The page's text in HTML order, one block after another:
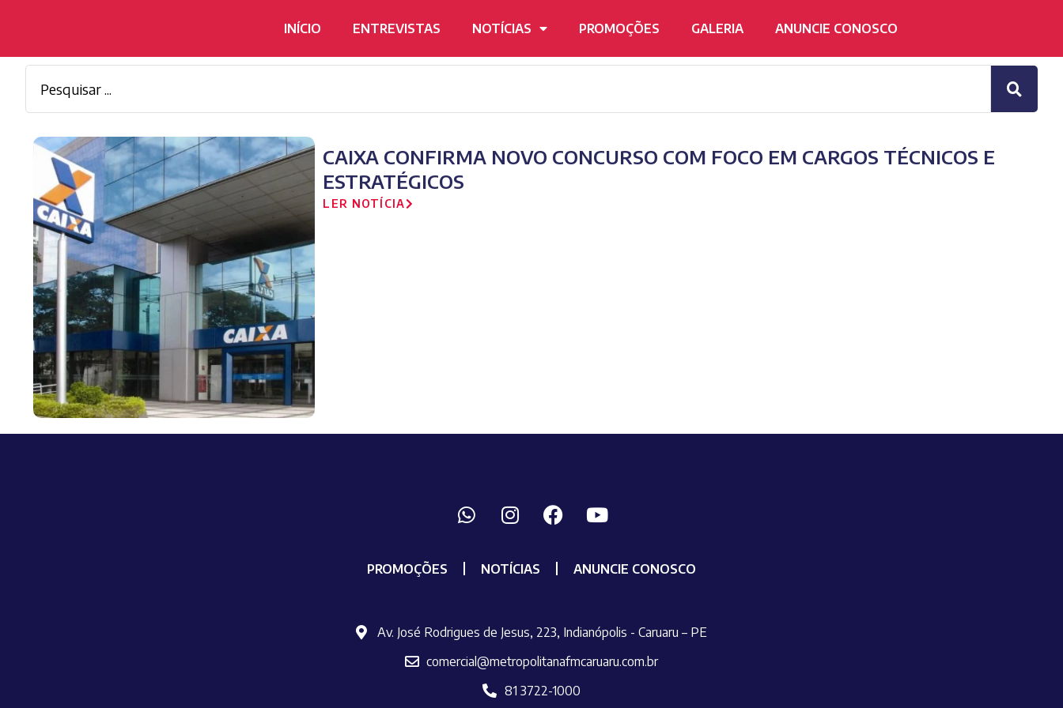
INÍCIO ENTREVISTAS NOTÍCIAS PROMOÇÕES GALERIA ANUNCIE CONOSCO
CAIXA CONFIRMA NOVO CONCURSO COM FOCO EM CARGOS TÉCNICOS E
ESTRATÉGICOS
LER NOTÍCIA
PROMOÇÕES NOTÍCIAS ANUNCIE CONOSCO
Av. José Rodrigues de Jesus, 223, Indianópolis - Caruaru – PE
comercial@metropolitanafmcaruaru.com.br
81 3722-1000